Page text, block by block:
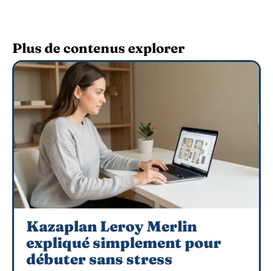
Plus de contenus explorer
Kazaplan Leroy Merlin
expliqué simplement pour
débuter sans stress